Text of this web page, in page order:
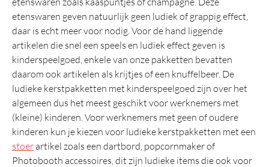
Belastingregels
etenswaren geven natuurlijk geen ludiek of grappig effect,
daar is echt meer voor nodig. Voor de hand liggende
artikelen die snel een speels en ludiek effect geven is
kinderspeelgoed, enkele van onze pakketten bevatten
daarom ook artikelen als krijtjes of een knuffelbeer. De
ludieke kerstpakketten met kinderspeelgoed zijn over het
algemeen dus het meest geschikt voor werknemers met
(kleine) kinderen. Voor werknemers met geen of oudere
kinderen kun je kiezen voor ludieke kerstpakketten met een
stoer artikel zoals een dartbord, popcornmaker of
Photobooth accessoires, dit zijn ludieke items die ook voor